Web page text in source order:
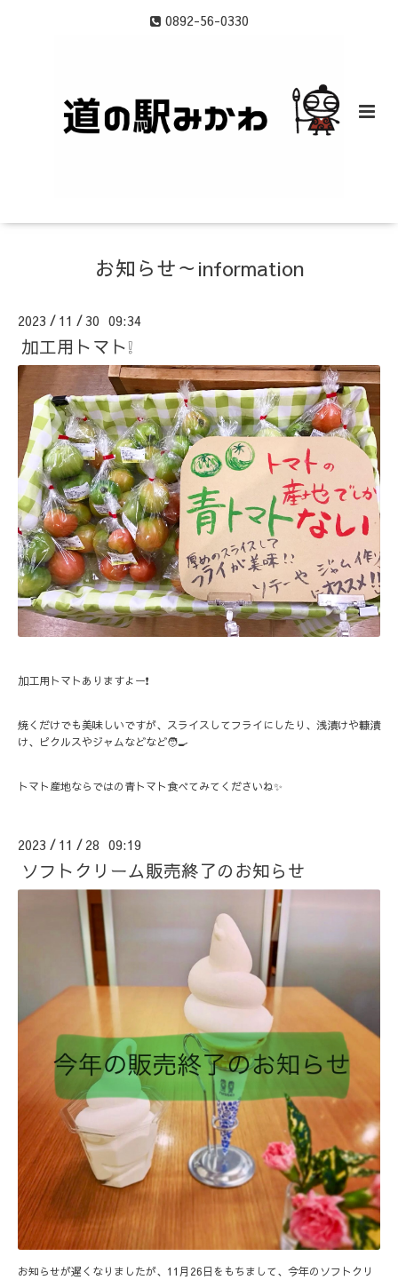
0892-56-0330
お知らせ～information
2023 / 11 /30 09:34
加工用トマト❕
加工用トマトありますよー❗️
焼くだけでも美味しいですが、スライスしてフライにしたり、浅漬けや糠漬
け、ピクルスやジャムなどなど🧑‍🍳
トマト産地ならではの青トマト食べてみてくださいね✨
2023 / 11 / 28 09:19
ソフトクリーム販売終了のお知らせ
お知らせが遅くなりましたが、11月26日をもちまして、今年のソフトクリ